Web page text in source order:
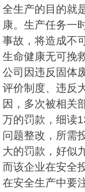
全生产的目的就
康。生产任务一
事故，将造成不
生命健康无可挽
公司因违反固体
评价制度、违反
因，多次被相关
万的罚款，细读
问题整改，所需
大的罚款，好似
而该企业在安全
在安全生产中要